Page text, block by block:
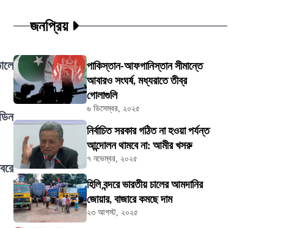
জনপ্রিয়
পাকিস্তান-আফগানিস্তান সীমান্তে
আবারও সংঘর্ষ, মধ্যরাতে তীব্র
গোলাগুলি
৬ ডিসেম্বর, ২০২৫
নির্বাচিত সরকার গঠিত না হওয়া পর্যন্ত
আন্দোলন থামবে না: আমীর খসরু
৭ নভেম্বর, ২০২৫
হিলি বন্দরে ভারতীয় চালের আমদানির
জোয়ার, বাজারে কমছে দাম
২৩ আগস্ট, ২০২৫